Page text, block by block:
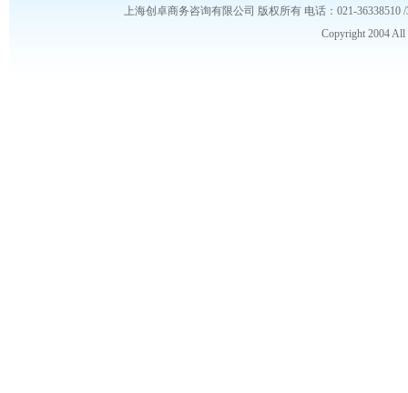
上海创卓商务咨询有限公司 版权所有 电话：021-36338510 /
Copyright 2004 All